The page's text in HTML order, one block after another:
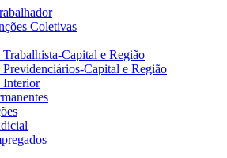
Coletivas
Capital e Região
Capital e Região
Interior